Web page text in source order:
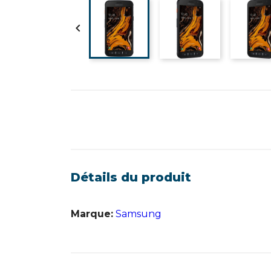

Détails du produit
Marque: Samsung